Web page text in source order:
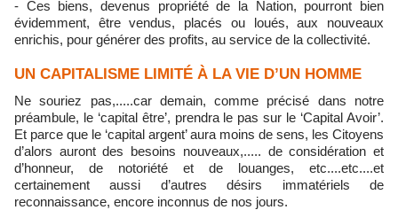
- Ces biens, devenus propriété de la Nation, pourront bien
évidemment, être vendus, placés ou loués, aux nouveaux
enrichis, pour générer des profits, au service de la collectivité.
UN CAPITALISME LIMITÉ À LA VIE D’UN HOMME
Ne souriez pas,.....car demain, comme précisé dans notre
préambule, le ‘capital être’, prendra le pas sur le ‘Capital Avoir’.
Et parce que le ‘capital argent’ aura moins de sens, les Citoyens
d’alors auront des besoins nouveaux,..... de considération et
d’honneur, de notoriété et de louanges, etc....etc....et
certainement aussi d’autres désirs immatériels de
reconnaissance, encore inconnus de nos jours.